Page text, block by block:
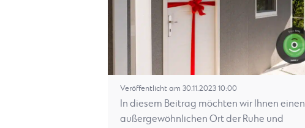
Veröffentlicht am 30.11.2023 10:00
In diesem Beitrag möchten wir Ihnen einen
außergewöhnlichen Ort der Ruhe und